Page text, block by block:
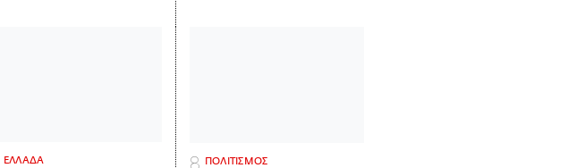
ΕΛΛΑΔΑ ΠΟΛΙΤΙΣΜΟΣ